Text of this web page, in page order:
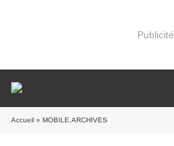
Publicité
Accueil » MOBILE.ARCHIVES